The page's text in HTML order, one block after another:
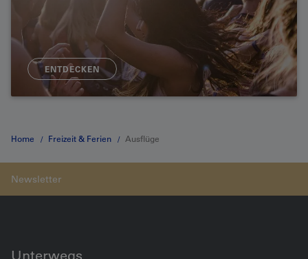
ENTDECKEN
Home Freizeit & Ferien Ausflüge
Unterwegs